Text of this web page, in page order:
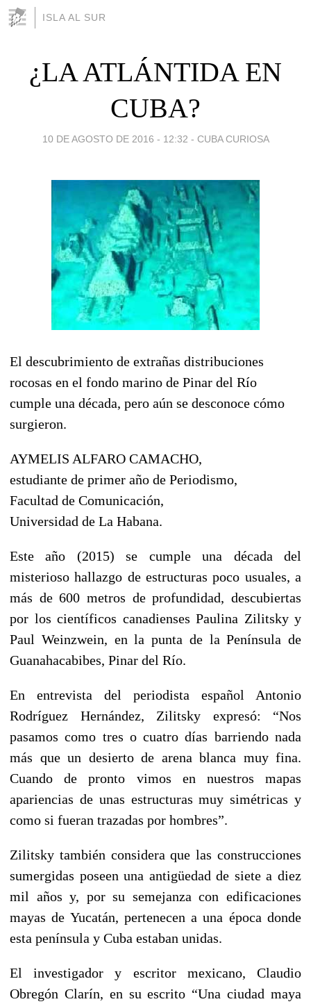
ISLA AL SUR
¿LA ATLÁNTIDA EN
CUBA?
10 DE AGOSTO DE 2016 - 12:32 - CUBA CURIOSA
El descubrimiento de extrañas distribuciones
rocosas en el fondo marino de Pinar del Río
cumple una década, pero aún se desconoce cómo
surgieron.
AYMELIS ALFARO CAMACHO,
estudiante de primer año de Periodismo,
Facultad de Comunicación,
Universidad de La Habana.
Este año (2015) se cumple una década del
misterioso hallazgo de estructuras poco usuales, a
más de 600 metros de profundidad, descubiertas
por los científicos canadienses Paulina Zilitsky y
Paul Weinzwein, en la punta de la Península de
Guanahacabibes, Pinar del Río.
En entrevista del periodista español Antonio
Rodríguez Hernández, Zilitsky expresó: “Nos
pasamos como tres o cuatro días barriendo nada
más que un desierto de arena blanca muy fina.
Cuando de pronto vimos en nuestros mapas
apariencias de unas estructuras muy simétricas y
como si fueran trazadas por hombres”.
Zilitsky también considera que las construcciones
sumergidas poseen una antigüedad de siete a diez
mil años y, por su semejanza con edificaciones
mayas de Yucatán, pertenecen a una época donde
esta península y Cuba estaban unidas.
El investigador y escritor mexicano, Claudio
Obregón Clarín, en su escrito “Una ciudad maya